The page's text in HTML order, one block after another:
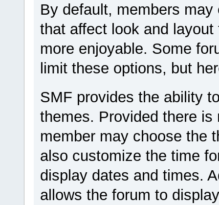
By default, members
that affect look and
more enjoyable. Some
limit these options, but
SMF provides the ability
themes. Provided there
member may choose the
also customize the time
display dates and times.
allows the forum to